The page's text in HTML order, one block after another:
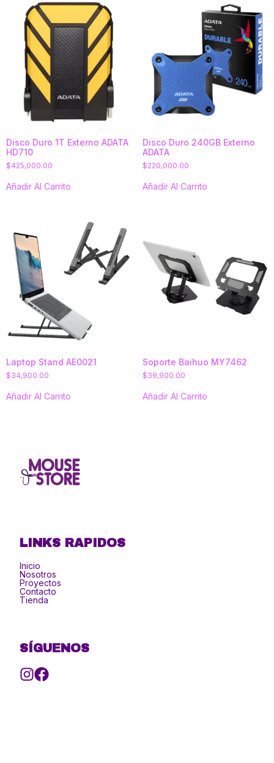
Disco Duro 1T Externo ADATA
HD710
$425,000.00
Añadir Al Carrito
Disco Duro 240GB Externo
ADATA
$220,000.00
Añadir Al Carrito
Laptop Stand AE0021
$34,900.00
Añadir Al Carrito
Soporte Baihuo MY7462
$39,900.00
Añadir Al Carrito
LINKS RAPIDOS
Inicio
Nosotros
Proyectos
Contacto
Tienda
SÍGUENOS